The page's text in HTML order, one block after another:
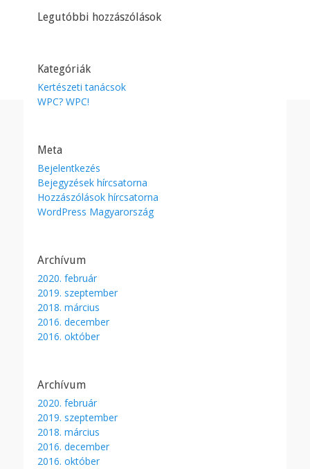
Legutóbbi hozzászólások
Kategóriák
Kertészeti tanácsok
WPC? WPC!
Meta
Bejelentkezés
Bejegyzések hírcsatorna
Hozzászólások hírcsatorna
WordPress Magyarország
Archívum
2020. február
2019. szeptember
2018. március
2016. december
2016. október
Archívum
2020. február
2019. szeptember
2018. március
2016. december
2016. október